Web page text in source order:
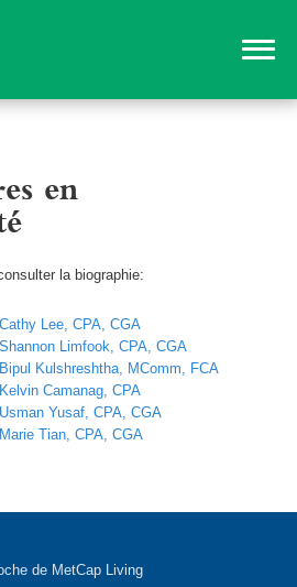
en
la biographie:
Lee, CPA, CGA
Limfook, CPA, CGA
Kulshreshtha, MComm, FCA
Camanag, CPA
Yusaf, CPA, CGA
Tian, CPA, CGA
de MetCap Living